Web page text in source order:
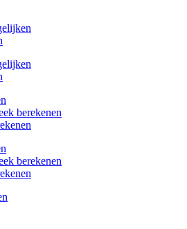
berekenen
berekenen